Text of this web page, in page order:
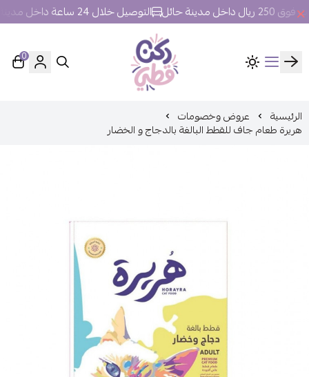
مدينة حائل التوصيل خلال 24 ساعة داخل مدينة حائل.
ركن قطي
0
الرئيسية عروض وخصومات
هريرة طعام جاف للقطط البالغة بالدجاج و الخضار